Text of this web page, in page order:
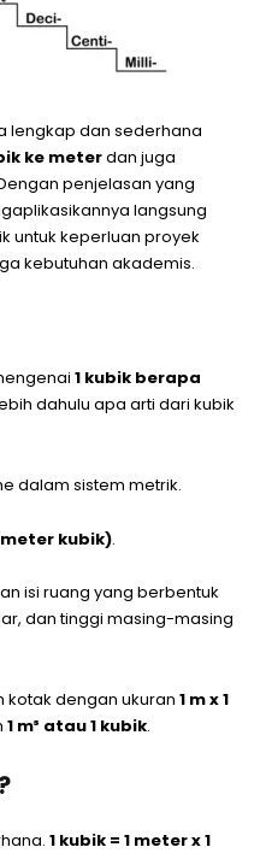
lengkap dan sederhana
ke meterdan juga
penjelasan yang
langsung
untuk keperluan proyek
kebutuhan akademis.
1 kubik berapa
dahulu apa arti dari kubik
dalam sistem metrik.
kubik).
isi ruang yang berbentuk
dan tinggi masing-masing
kotak dengan ukuran 1 m x 1
1 m³ atau 1 kubik.
1 kubik = 1 meter x 1